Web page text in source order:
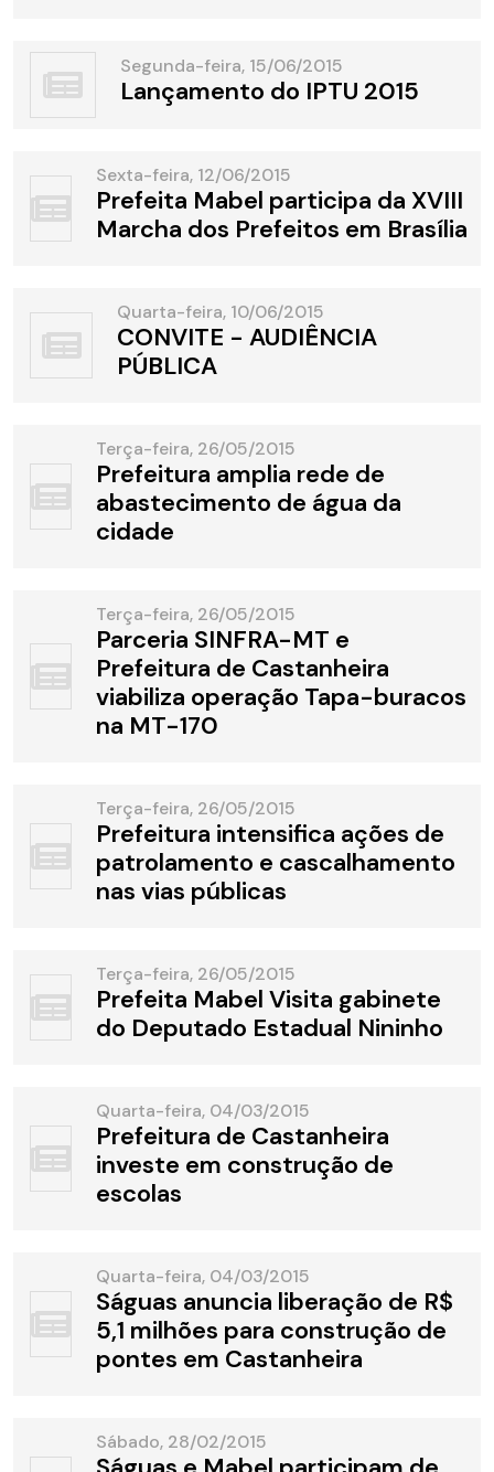
Segunda-feira, 15/06/2015
Lançamento do IPTU 2015
Sexta-feira, 12/06/2015
Prefeita Mabel participa da XVIII
Marcha dos Prefeitos em Brasília
Quarta-feira, 10/06/2015
CONVITE - AUDIÊNCIA
PÚBLICA
Terça-feira, 26/05/2015
Prefeitura amplia rede de
abastecimento de água da
cidade
Terça-feira, 26/05/2015
Parceria SINFRA-MT e
Prefeitura de Castanheira
viabiliza operação Tapa-buracos
na MT-170
Terça-feira, 26/05/2015
Prefeitura intensifica ações de
patrolamento e cascalhamento
nas vias públicas
Terça-feira, 26/05/2015
Prefeita Mabel Visita gabinete
do Deputado Estadual Nininho
Quarta-feira, 04/03/2015
Prefeitura de Castanheira
investe em construção de
escolas
Quarta-feira, 04/03/2015
Ságuas anuncia liberação de R$
5,1 milhões para construção de
pontes em Castanheira
Sábado, 28/02/2015